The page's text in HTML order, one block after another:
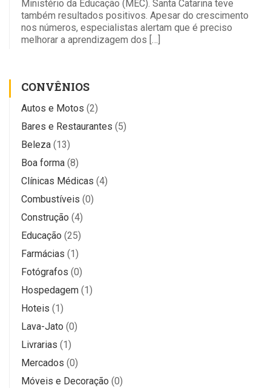
Ministério da Educação (MEC). Santa Catarina teve
também resultados positivos. Apesar do crescimento
nos números, especialistas alertam que é preciso
melhorar a aprendizagem dos […]
CONVÊNIOS
Autos e Motos (2)
Bares e Restaurantes (5)
Beleza (13)
Boa forma (8)
Clínicas Médicas (4)
Combustíveis (0)
Construção (4)
Educação (25)
Farmácias (1)
Fotógrafos (0)
Hospedagem (1)
Hoteis (1)
Lava-Jato (0)
Livrarias (1)
Mercados (0)
Móveis e Decoração (0)